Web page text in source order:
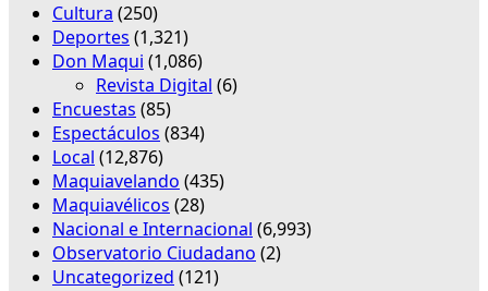
Cultura (250)
Deportes (1,321)
Don Maqui (1,086)
Revista Digital (6)
Encuestas (85)
Espectáculos (834)
Local (12,876)
Maquiavelando (435)
Maquiavélicos (28)
Nacional e Internacional (6,993)
Observatorio Ciudadano (2)
Uncategorized (121)